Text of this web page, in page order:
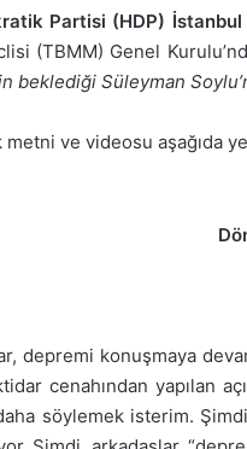
Partisi (HDP)
(TBMM) Genel
beklediği Süleyman
ve videosu aşağıda
depremi konuşmaya
cenahından yapılan
söylemek isterim.